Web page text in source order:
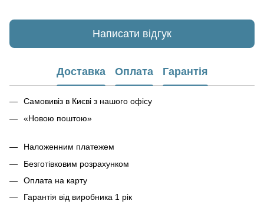
Написати відгук
Доставка Оплата Гарантія
Самовивіз в Києві з нашого офісу
«Новою поштою»
Наложенним платежем
Безготівковим розрахунком
Оплата на карту
Гарантія від виробника 1 рік